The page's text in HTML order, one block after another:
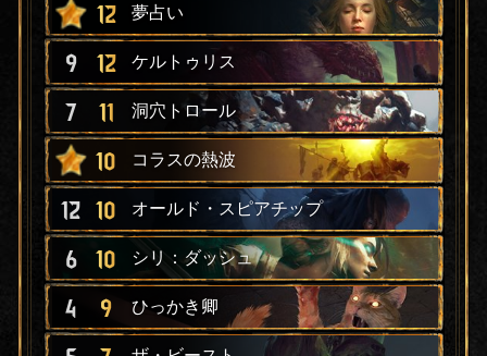
12 夢占い
9 12 ケルトゥリス
7 11 洞穴トロール
10 コラスの熱波
12 10 オールド・スピアチップ
6 10 シリ：ダッシュ
4 9 ひっかき卿